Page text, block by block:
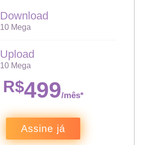
Download
10 Mega
Upload
10 Mega
R$499/mês*
Assine já